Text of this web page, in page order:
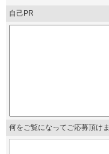
自己PR
何をご覧になってご応募頂け